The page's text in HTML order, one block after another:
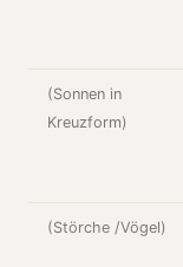
(Sonnen in
Kreuzform)
(Störche /Vögel)